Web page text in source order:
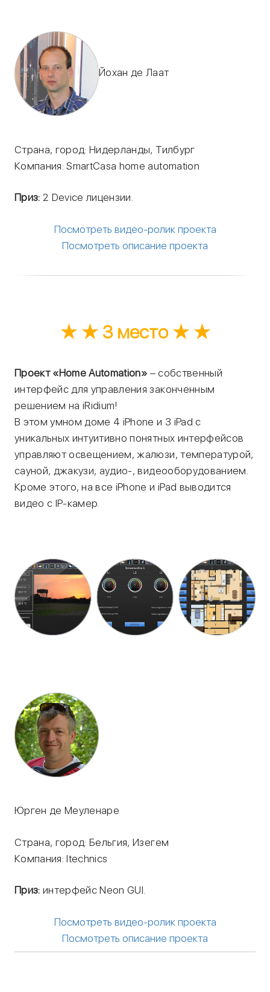
Йохан де Лаат
Страна, город: Нидерланды, Тилбург
Компания: SmartCasa home automation
Приз: 2 Device лицензии.
Посмотреть видео-ролик проекта
Посмотреть описание проекта
★ ★ 3 место ★ ★
Проект «Home Automation» – собственный
интерфейс для управления законченным
решением на iRidium!
В этом умном доме 4 iPhone и 3 iPad с
уникальных интуитивно понятных интерфейсов
управляют освещением, жалюзи, температурой,
сауной, джакузи, аудио-, видеооборудованием.
Кроме этого, на все iPhone и iPad выводится
видео с IP-камер.
Юрген де Меуленаре
Страна, город: Бельгия, Изегем
Компания: Itechnics
Приз: интерфейс Neon GUI.
Посмотреть видео-ролик проекта
Посмотреть описание проекта